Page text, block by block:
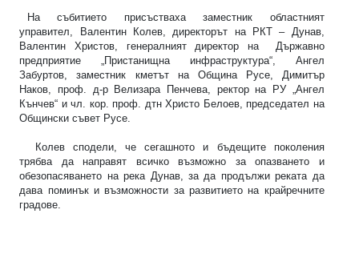
На събитието присъстваха заместник областният
управител, Валентин Колев, директорът на РКТ – Дунав,
Валентин Христов, генералният директор на
Държавно
предприятие „Пристанищна инфраструктура“, Ангел
Забуртов, заместник кметът на Община Русе, Димитър
Наков, проф. д-р Велизара Пенчева, ректор на РУ „Ангел
Кънчев“ и чл. кор. проф. дтн Христо Белоев, председател на
Общински съвет Русе.
Колев сподели, че сегашното и бъдещите поколения
трябва да направят всичко възможно за опазването и
обезопасяването на река Дунав, за да продължи реката да
дава поминък и възможности за развитието на крайречните
градове.